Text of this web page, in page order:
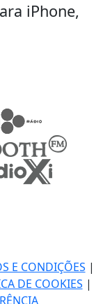
iPhone,
E CONDIÇÕES |
DE COOKIES |